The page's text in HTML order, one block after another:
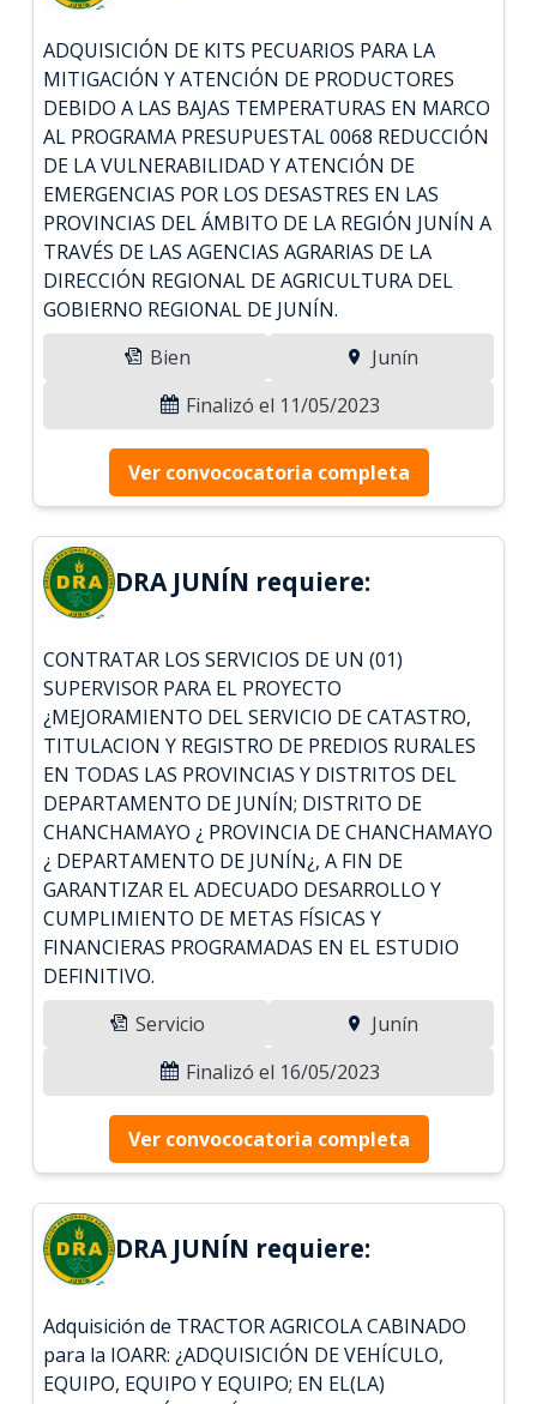
ADQUISICIÓN DE KITS PECUARIOS PARA LA
MITIGACIÓN Y ATENCIÓN DE PRODUCTORES
DEBIDO A LAS BAJAS TEMPERATURAS EN MARCO
AL PROGRAMA PRESUPUESTAL 0068 REDUCCIÓN
DE LA VULNERABILIDAD Y ATENCIÓN DE
EMERGENCIAS POR LOS DESASTRES EN LAS
PROVINCIAS DEL ÁMBITO DE LA REGIÓN JUNÍN A
TRAVÉS DE LAS AGENCIAS AGRARIAS DE LA
DIRECCIÓN REGIONAL DE AGRICULTURA DEL
GOBIERNO REGIONAL DE JUNÍN.
Bien
Junín
Finalizó el 11/05/2023
Ver convococatoria completa
DRA JUNÍN requiere:
CONTRATAR LOS SERVICIOS DE UN (01)
SUPERVISOR PARA EL PROYECTO
¿MEJORAMIENTO DEL SERVICIO DE CATASTRO,
TITULACION Y REGISTRO DE PREDIOS RURALES
EN TODAS LAS PROVINCIAS Y DISTRITOS DEL
DEPARTAMENTO DE JUNÍN; DISTRITO DE
CHANCHAMAYO ¿ PROVINCIA DE CHANCHAMAYO
¿ DEPARTAMENTO DE JUNÍN¿, A FIN DE
GARANTIZAR EL ADECUADO DESARROLLO Y
CUMPLIMIENTO DE METAS FÍSICAS Y
FINANCIERAS PROGRAMADAS EN EL ESTUDIO
DEFINITIVO.
Servicio
Junín
Finalizó el 16/05/2023
Ver convococatoria completa
DRA JUNÍN requiere:
Adquisición de TRACTOR AGRICOLA CABINADO
para la IOARR: ¿ADQUISICIÓN DE VEHÍCULO,
EQUIPO, EQUIPO Y EQUIPO; EN EL(LA)